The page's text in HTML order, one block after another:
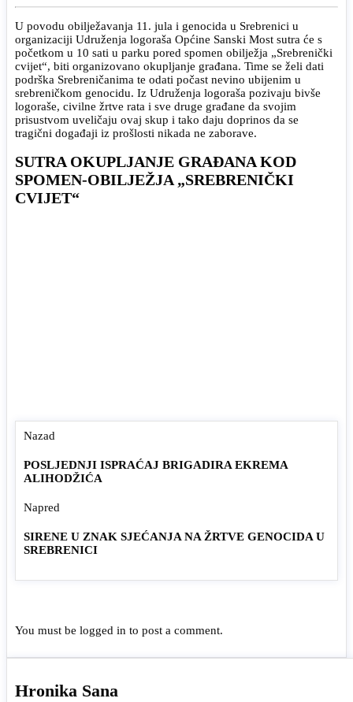
U povodu obilježavanja 11. jula i genocida u Srebrenici u
organizaciji Udruženja logoraša Općine Sanski Most sutra će s
početkom u 10 sati u parku pored spomen obilježja „Srebrenički
cvijet“, biti organizovano okupljanje građana. Time se želi dati
podrška Srebreničanima te odati počast nevino ubijenim u
srebreničkom genocidu. Iz Udruženja logoraša pozivaju bivše
logoraše, civilne žrtve rata i sve druge građane da svojim
prisustvom uveličaju ovaj skup i tako daju doprinos da se
tragični događaji iz prošlosti nikada ne zaborave.
SUTRA OKUPLJANJE GRAĐANA KOD
SPOMEN-OBILJEŽJA „SREBRENIČKI
CVIJET“
Nazad
POSLJEDNJI ISPRAĆAJ BRIGADIRA EKREMA
ALIHODŽIĆA
Napred
SIRENE U ZNAK SJEĆANJA NA ŽRTVE GENOCIDA U
SREBRENICI
You must be logged in to post a comment.
Hronika Sana